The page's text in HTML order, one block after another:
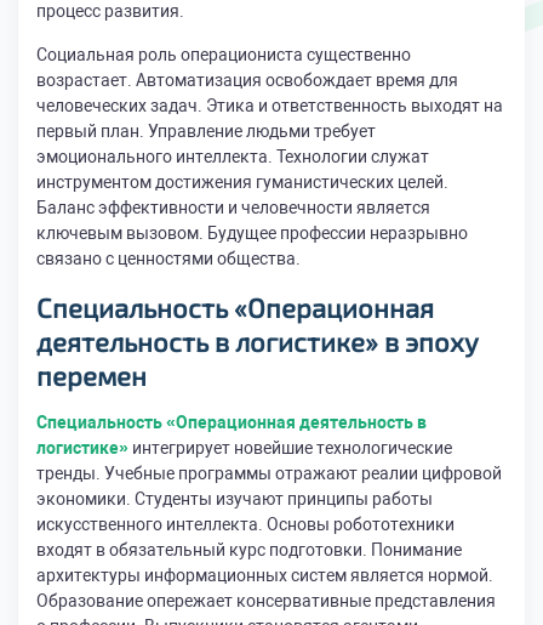
процесс развития.
Социальная роль операциониста существенно
возрастает. Автоматизация освобождает время для
человеческих задач. Этика и ответственность выходят на
первый план. Управление людьми требует
эмоционального интеллекта. Технологии служат
инструментом достижения гуманистических целей.
Баланс эффективности и человечности является
ключевым вызовом. Будущее профессии неразрывно
связано с ценностями общества.
Специальность «Операционная
деятельность в логистике» в эпоху
перемен
Специальность «Операционная деятельность в
логистике» интегрирует новейшие технологические
тренды. Учебные программы отражают реалии цифровой
экономики. Студенты изучают принципы работы
искусственного интеллекта. Основы робототехники
входят в обязательный курс подготовки. Понимание
архитектуры информационных систем является нормой.
Образование опережает консервативные представления